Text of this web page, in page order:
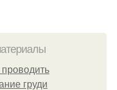
груди